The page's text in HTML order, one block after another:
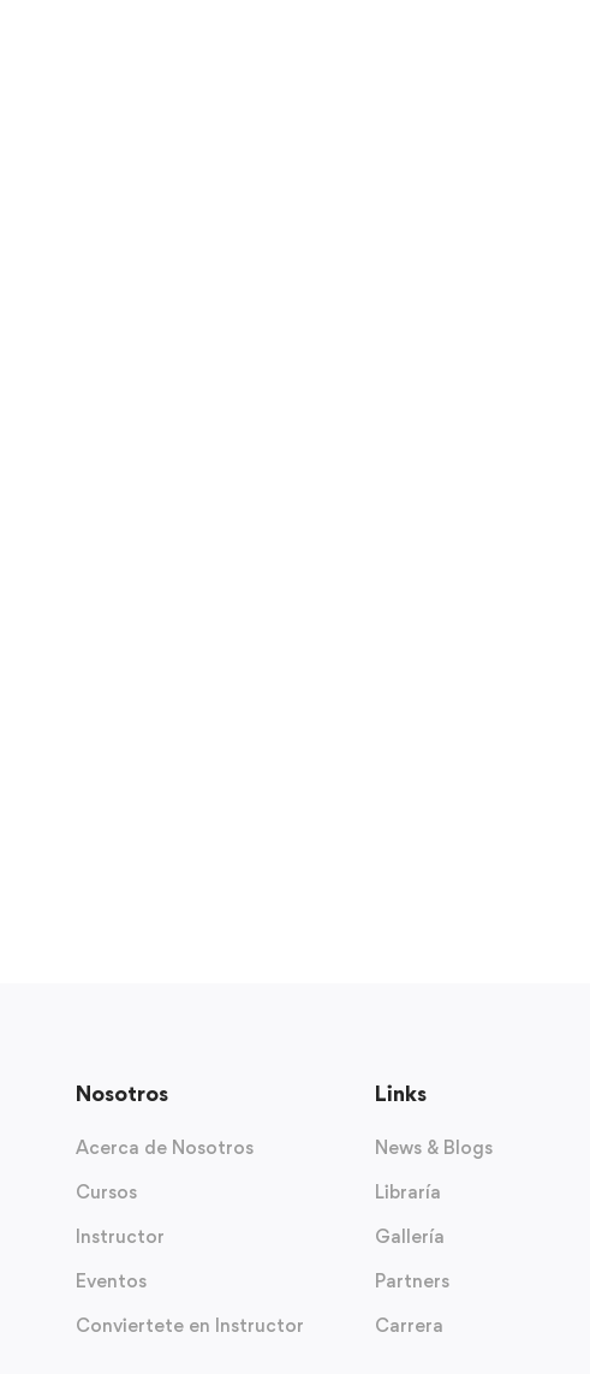
Nosotros
Acerca de Nosotros
Cursos
Instructor
Eventos
Conviertete en Instructor
Links
News & Blogs
Libraría
Gallería
Partners
Carrera